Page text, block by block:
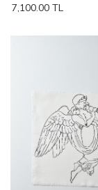
7,100.00 TL